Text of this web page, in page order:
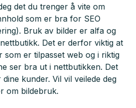
det du trenger å vite om
som er bra for SEO
Bruk av bilder er alfa og
Det er derfor viktig at
som er tilpasset web og i riktig
ser bra ut i nettbutikken. Det
kunder. Vil vil veilede deg
om bildebruk.